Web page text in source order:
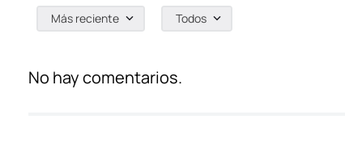
Más reciente Todos
No hay comentarios.